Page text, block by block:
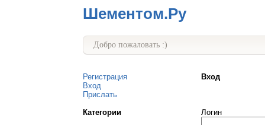
Шементом.Ру
Добро пожаловать :)
Регистрация
Вход
Прислать
Категории
Вход
Логин